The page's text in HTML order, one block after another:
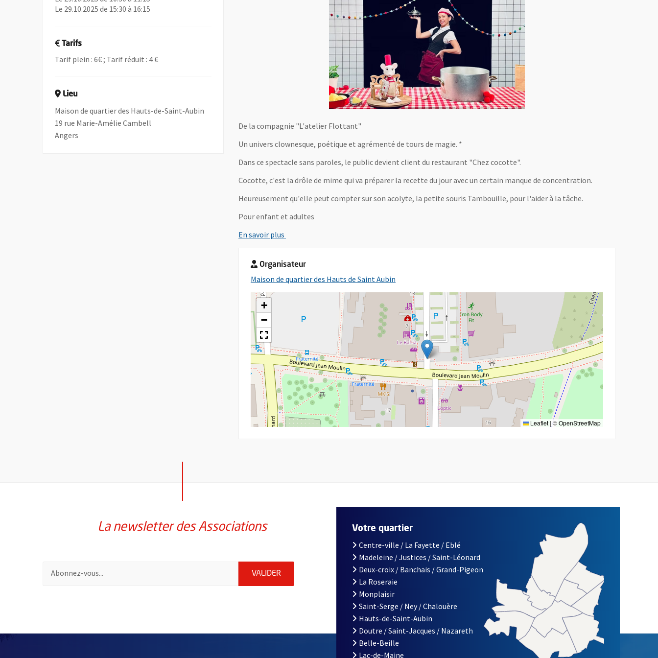
De la compagnie "L'atelier Flottant"
Un univers clownesque, poétique et agrémenté de tours de magie. *
Dans ce spectacle sans paroles, le public devient client du restaurant "Chez cocotte".
Cocotte, c'est la drôle de mime qui va préparer la recette du jour avec un certain manque de concentration.
Heureusement qu'elle peut compter sur son acolyte, la petite souris Tambouille, pour l'aider à la tâche.
Pour enfant et adultes
En savoir plus
Organisateur
Maison de quartier des Hauts de Saint Aubin, Ouvre une nouvelle fenêtre
+
−
Leaflet |©OpenStreetMap
Le 29.10.2025 de 15:30 à 16:15
Tarifs
Tarif plein : 6€ ; Tarif réduit : 4 €
Lieu
Maison de quartier des Hauts-de-Saint-Aubin
19 rue Marie-Amélie Cambell
Angers
La newsletter des Associations
Pour vous inscrire à la lettre d'information des associations de la ville d'Angers, indiquez votre email (champ obligatoire)
VALIDER ENVOYER MA DEMANDE D'INSCRIPTION À LA LETTRE D'INFORMATION DES ASSOCIATIONS DE LA VILLE
Votre quartier
Centre-ville / La Fayette / Eblé
Madeleine / Justices / Saint-Léonard
Deux-croix / Banchais / Grand-Pigeon
La Roseraie
Monplaisir
Saint-Serge / Ney / Chalouère
Hauts-de-Saint-Aubin
Doutre / Saint-Jacques / Nazareth
Belle-Beille
Lac-de-Maine